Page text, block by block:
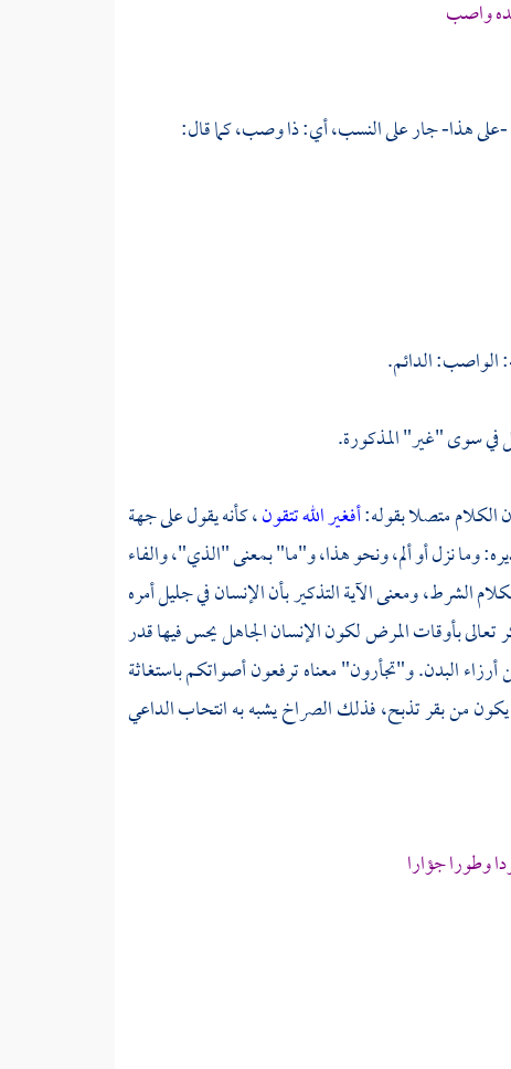
واصب
هذا- جار على النسب، أي: ذا وصب، كما قال:
الواصب: الدائم.
في سوى "غير" المذكورة.
الكلام متصلا بقوله:أفغير الله تتقون، كأنه يقول على جهة
وما نزل أو ألم، ونحو هذا، و"ما" بمعنى "الذي"، والفاء
الشرط، ومعنى الآية التذكير بأن الإنسان في جليل أمره
تعالى بأوقات المرض لكون الإنسان الجاهل يحس فيها قدر
البدن. و"تجأرون" معناه ترفعون أصواتكم باستغاثة
من بقر تذبح، فذلك الصراخ يشبه به انتحاب الداعي
وطورا جؤارا